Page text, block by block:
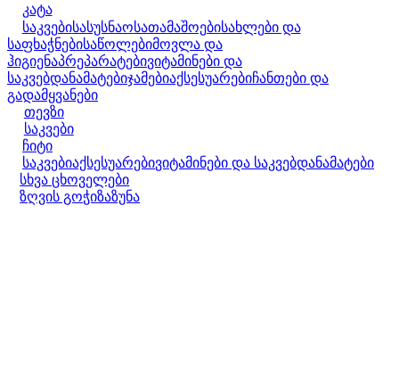
კატა
საკვებისასუსნაოსათამაშოებისახლები და
საფხაჭნებისაწოლებიმოვლა და
ჰიგიენაპრეპარატებივიტამინები და
საკვებდანამატებიჯამებიაქსესუარებიჩანთები და
გადამყვანები
თევზი
საკვები
ჩიტი
საკვებიაქსესუარებივიტამინები და საკვებდანამატები
სხვა ცხოველები
ზღვის გოჭიზაზუნა